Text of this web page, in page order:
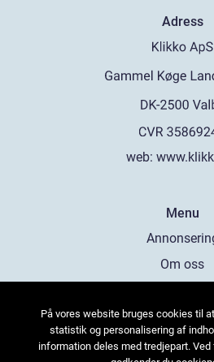
Adress
web:
Menu
Om oss
Kontakta
Sitemap
På vores website bruges cookies til
statistik og personalisering af
information deles med tredjepart.